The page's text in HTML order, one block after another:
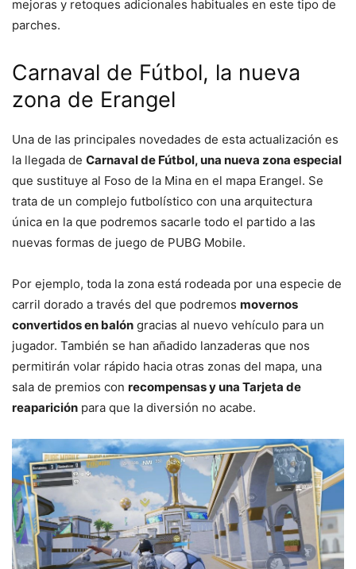
mejoras y retoques adicionales habituales en este tipo de
parches.
Carnaval de Fútbol, la nueva
zona de Erangel
Una de las principales novedades de esta actualización es
la llegada de Carnaval de Fútbol, una nueva zona especial
que sustituye al Foso de la Mina en el mapa Erangel. Se
trata de un complejo futbolístico con una arquitectura
única en la que podremos sacarle todo el partido a las
nuevas formas de juego de PUBG Mobile.
Por ejemplo, toda la zona está rodeada por una especie de
carril dorado a través del que podremos movernos
convertidos en balón gracias al nuevo vehículo para un
jugador. También se han añadido lanzaderas que nos
permitirán volar rápido hacia otras zonas del mapa, una
sala de premios con recompensas y una Tarjeta de
reaparición para que la diversión no acabe.